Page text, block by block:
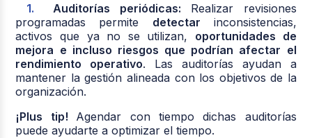
Auditorías periódicas: Realizar revisiones
programadas permite detectar inconsistencias,
activos que ya no se utilizan, oportunidades de
mejora e incluso riesgos que podrían afectar el
rendimiento operativo. Las auditorías ayudan a
mantener la gestión alineada con los objetivos de la
organización.
¡Plus tip! Agendar con tiempo dichas auditorías
puede ayudarte a optimizar el tiempo.